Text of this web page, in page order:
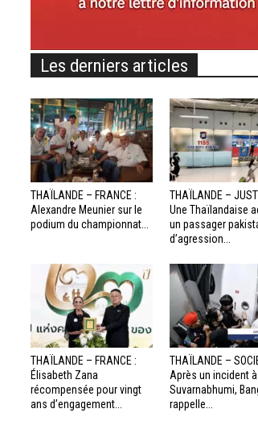
Les derniers articles
THAÏLANDE – FRANCE :
Alexandre Meunier sur le
podium du championnat...
THAÏLANDE –
Une Thaïlandaise
un passager
d’agression...
THAÏLANDE – FRANCE :
Élisabeth Zana
récompensée pour vingt
ans d’engagement...
THAÏLANDE –
Après un incident à
Suvarnabhumi,
rappelle...